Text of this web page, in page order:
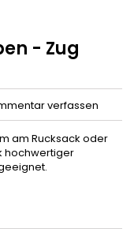
- Zug
verfassen
am Rucksack oder
hochwertiger